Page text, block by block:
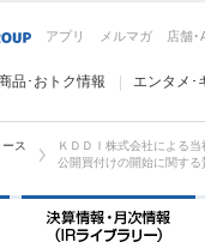
アプリ メルマガ 店舗･
品･おトク情報 エンタメ･
ス
ＫＤＤＩ株式会社による
公開買付けの開始に関す
企業情報